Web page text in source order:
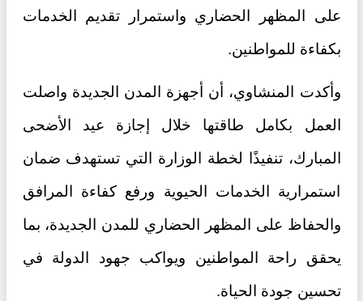
على المظهر الحضاري واستمرار تقديم الخدمات
بكفاءة للمواطنين.
وأكدت المنشاوي، أن أجهزة المدن الجديدة واصلت
العمل بكامل طاقتها خلال إجازة عيد الأضحى
المبارك، تنفيذًا لخطة الوزارة التي تستهدف ضمان
استمرارية الخدمات الحيوية ورفع كفاءة المرافق
والحفاظ على المظهر الحضاري للمدن الجديدة، بما
يحقق راحة المواطنين ويواكب جهود الدولة في
تحسين جودة الحياة.